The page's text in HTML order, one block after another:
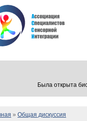
Была открыта
» Общая дискуссия